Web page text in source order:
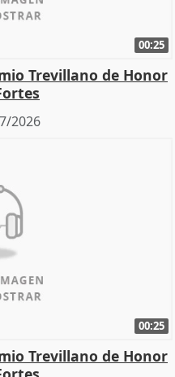
00:25
Trevillano de Honor
2026
00:25
Trevillano de Honor